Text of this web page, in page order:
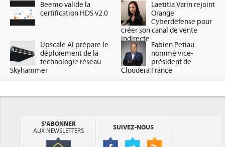
Beemo valide la
certification HDS v2.0
Laetitia Varin rejoint
Orange
Cyberdefense pour
créer son canal de vente
indirecte
Upscale AI prépare le
déploiement de la
technologie réseau
Skyhammer
Fabien Petiau
nommé vice-
président de
Cloudera France
S'ABONNER
AUX NEWSLETTERS
SUIVEZ-NOUS